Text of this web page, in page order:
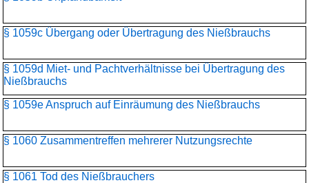
§ 1059c Übergang oder Übertragung des Nießbrauchs
§ 1059d Miet- und Pachtverhältnisse bei Übertragung des
Nießbrauchs
§ 1059e Anspruch auf Einräumung des Nießbrauchs
§ 1060 Zusammentreffen mehrerer Nutzungsrechte
§ 1061 Tod des Nießbrauchers